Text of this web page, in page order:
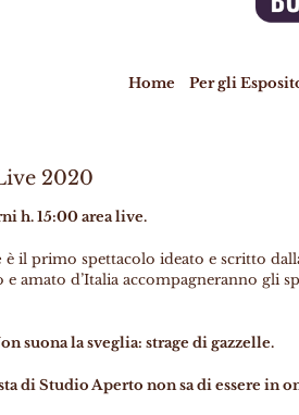
Home Per gli
2020
h. 15:00 area live.
è il primo spettacolo ideato e scritto
e amato d’Italia accompagneranno gli
suona la sveglia: strage di gazzelle.
di Studio Aperto non sa di essere in